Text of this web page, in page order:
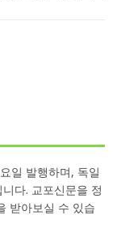
일 발행하며, 독일
다. 교포신문을 정
받아보실 수 있습